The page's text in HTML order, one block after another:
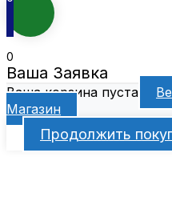
0
Ваша Заявка
Ваша корзина пуста
Магазин
Продолжить